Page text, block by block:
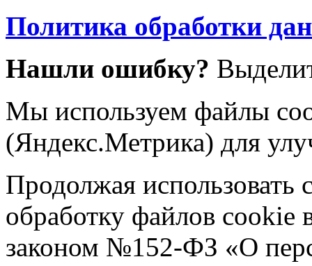
Политика обработки
Нашли ошибку?
Мы используем файлы
(Яндекс.Метрика) для
Продолжая использовать
обработку файлов cookie
законом №152-ФЗ «О